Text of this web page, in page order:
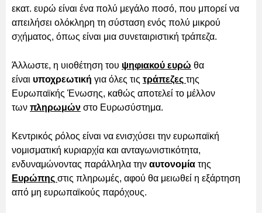
εκατ. ευρώ είναι ένα πολύ μεγάλο ποσό, που μπορεί να
απειλήσει ολόκληρη τη σύσταση ενός πολύ μικρού
σχήματος, όπως είναι μια συνεταιριστική τράπεζα.
Άλλωστε, η υιοθέτηση του ψηφιακού ευρώ θα
είναι υποχρεωτική για όλες τις τράπεζες της
Ευρωπαϊκής Ένωσης, καθώς αποτελεί το μέλλον
των πληρωμών στο Ευρωσύστημα.
Κεντρικός ρόλος είναι να ενισχύσει την ευρωπαϊκή
νομισματική κυριαρχία και ανταγωνιστικότητα,
ενδυναμώνοντας παράλληλα την αυτονομία της
Ευρώπης στις πληρωμές, αφού θα μειωθεί η εξάρτηση
από μη ευρωπαϊκούς παρόχους.